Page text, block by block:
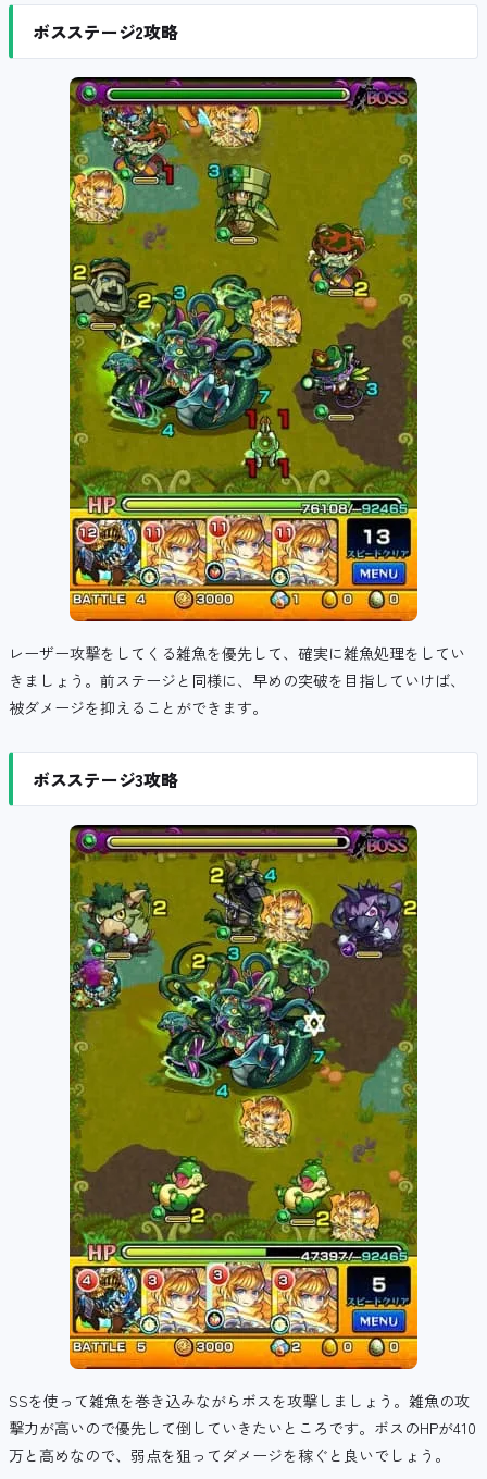
ボスステージ2攻略
レーザー攻撃をしてくる雑魚を優先して、確実に雑魚処理をしてい
きましょう。前ステージと同様に、早めの突破を目指していけば、
被ダメージを抑えることができます。
ボスステージ3攻略
SSを使って雑魚を巻き込みながらボスを攻撃しましょう。雑魚の攻
撃力が高いので優先して倒していきたいところです。ボスのHPが410
万と高めなので、弱点を狙ってダメージを稼ぐと良いでしょう。